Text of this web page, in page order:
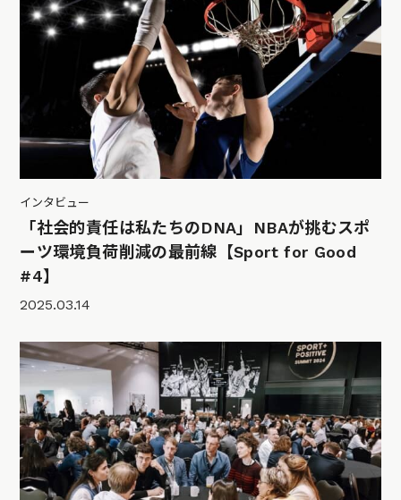
インタビュー
「社会的責任は私たちのDNA」NBAが挑むスポ
ーツ環境負荷削減の最前線【Sport for Good
#4】
2025.03.14